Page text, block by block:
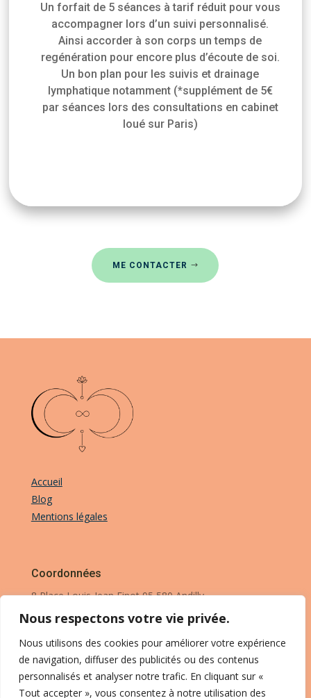
Nous respectons votre vie privée.
Nous utilisons des cookies pour améliorer votre expérience
de navigation, diffuser des publicités ou des contenus
personnalisés et analyser notre trafic. En cliquant sur «
Tout accepter », vous consentez à notre utilisation des
Un forfait de 5 séances à tarif réduit pour vous
accompagner lors d’un suivi personnalisé.
Ainsi accorder à son corps un temps de
regénération pour encore plus d’écoute de soi.
Un bon plan pour les suivis et drainage
lymphatique notamment(*supplément de 5€
par séances lors des consultations en cabinet
loué sur Paris)
ME CONTACTER
Accueil
Blog
Mentions légales
Coordonnées
8 Place Louis-Jean Finot 95 580 Andilly
Tel. 06 28 57 68 74
Retrouvez-moi sur les réseaux sociaux